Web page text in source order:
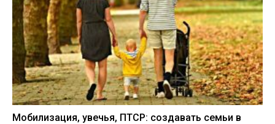
Мобилизация, увечья, ПТСР: создавать семьи в